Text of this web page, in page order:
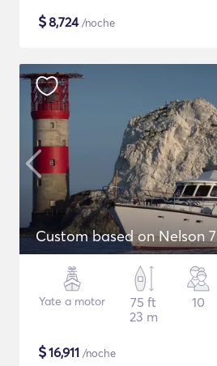
$8,724/noche
Custom based on Nelson
Yate a motor
75 ft
23 m
10
$16,911 /noche